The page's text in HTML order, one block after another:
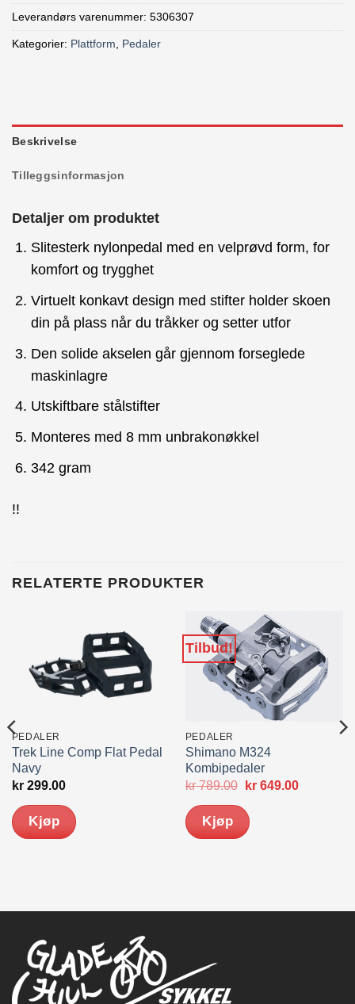
Leverandørs varenummer: 5306307
Kategorier: Plattform, Pedaler
Beskrivelse
Tilleggsinformasjon
Detaljer om produktet
Slitesterk nylonpedal med en velprøvd form, for
komfort og trygghet
Virtuelt konkavt design med stifter holder skoen
din på plass når du tråkker og setter utfor
Den solide akselen går gjennom forseglede
maskinlagre
Utskiftbare stålstifter
Monteres med 8 mm unbrakonøkkel
342 gram
!!
RELATERTE PRODUKTER
PEDALER
Trek Line Comp Flat Pedal
Navy
kr299.00
Kjøp
Tilbud!
PEDALER
Shimano M324
Kombipedaler
kr789.00
Opprinnelig
var:
kr 789.00.
kr649.00
Kjøp